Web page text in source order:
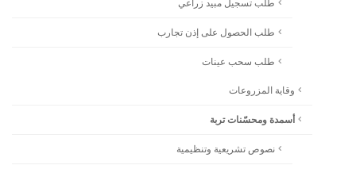
طلب تسجيل مبيد زراعي
طلب الحصول على إذن تجارب
طلب سحب عينات
وقاية المزروعات
أسمدة ومحسّنات تربة
نصوص تشريعية وتنظيمية